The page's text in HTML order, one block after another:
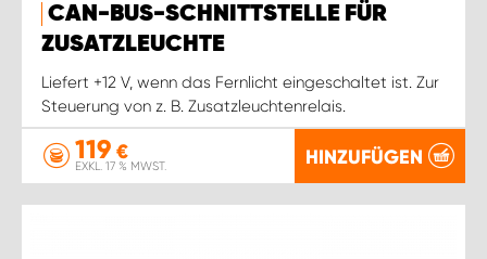
CAN-BUS-SCHNITTSTELLE FÜR
ZUSATZLEUCHTE
Liefert +12 V, wenn das Fernlicht eingeschaltet ist. Zur
Steuerung von z. B. Zusatzleuchtenrelais.
119 €
EXKL. 17 % MWST. HINZUFÜGEN